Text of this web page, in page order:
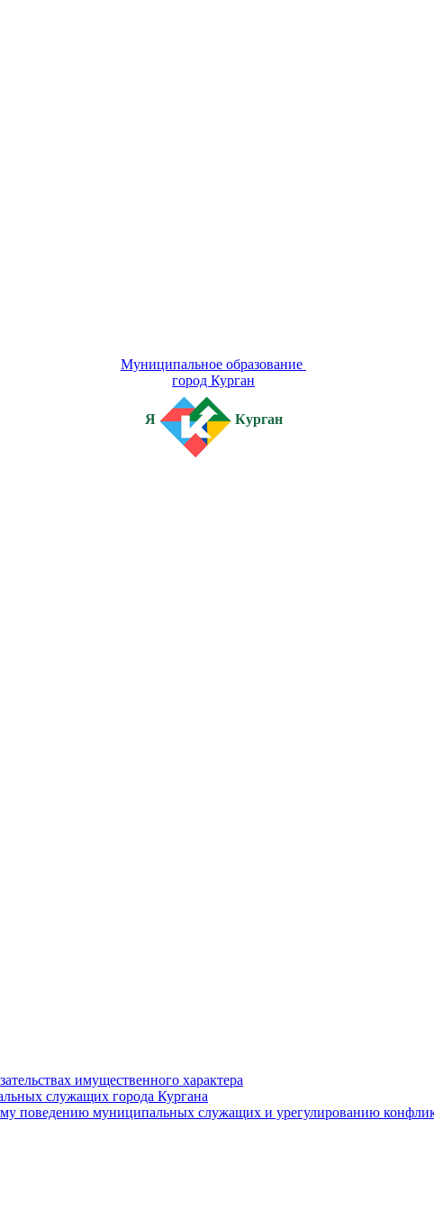
Муниципальное образование
город Курган
Я Курган
имущественного характера
служащих города Кургана
поведению муниципальных служащих и урегулированию